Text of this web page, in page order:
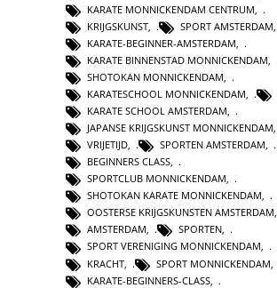
KARATE MONNICKENDAM CENTRUM
KRIJGSKUNST
SPORT AMSTERDAM
KARATE-BEGINNER-AMSTERDAM
KARATE BINNENSTAD MONNICKENDAM
SHOTOKAN MONNICKENDAM
KARATESCHOOL MONNICKENDAM
KARATE SCHOOL AMSTERDAM
JAPANSE KRIJGSKUNST MONNICKENDAM,
VRIJETIJD, SPORTEN AMSTERDAM,
BEGINNERS CLASS,
SPORTCLUB MONNICKENDAM,
SHOTOKAN KARATE MONNICKENDAM,
OOSTERSE KRIJGSKUNSTEN AMSTERDAM,
AMSTERDAM, SPORTEN,
SPORT VERENIGING MONNICKENDAM,
KRACHT
SPORT MONNICKENDAM
KARATE-BEGINNERS-CLASS